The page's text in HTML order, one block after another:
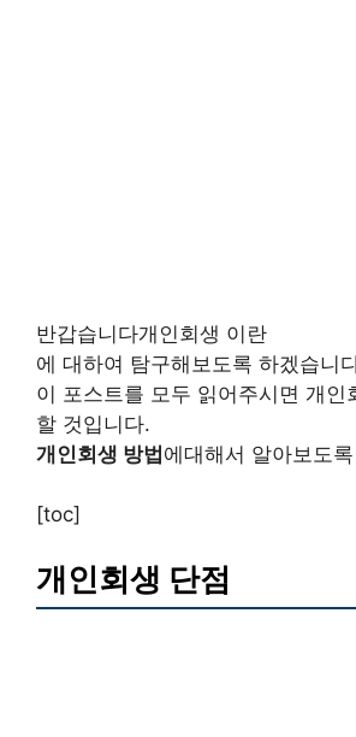
반갑습니다개인회생 이란
에 대하여 탐구해보도록 하겠습니
이 포스트를 모두 읽어주시면 개인
할 것입니다.
개인회생 방법에대해서 알아보도
[toc]
개인회생 단점